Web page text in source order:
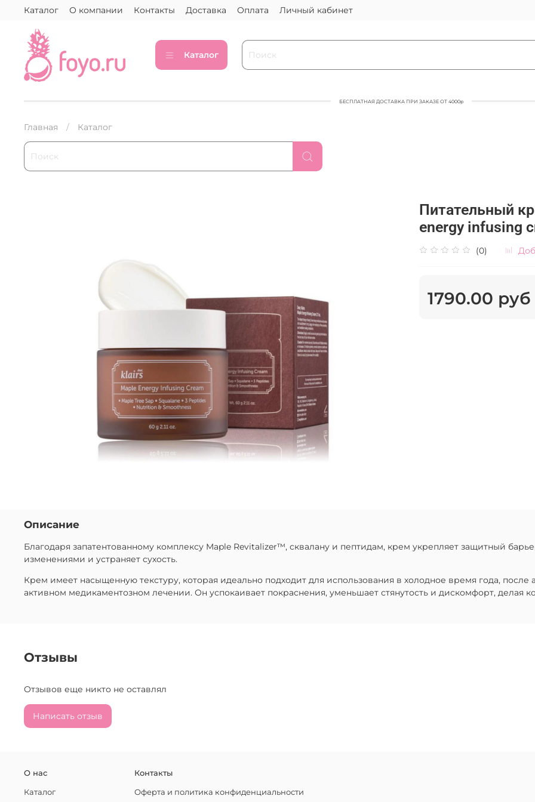
Каталог О компании Контакты Доставка Оплата Личный кабинет
Каталог
БЕСПЛАТНАЯ ДОСТАВКА ПРИ ЗАКАЗЕ ОТ 4000р
Главная Каталог
Питательный
energy infusing
(0)
1790.00 руб
Описание
Благодаря запатентованному комплексу Maple Revitalizer™, сквалану и пептидам, крем укрепляет защитный
изменениями и устраняет сухость.
Крем имеет насыщенную текстуру, которая идеально подходит для использования в холодное время года,
активном медикаментозном лечении. Он успокаивает покраснения, уменьшает стянутость и дискомфорт, делая
Отзывы
Отзывов еще никто не оставлял
Написать отзыв
О нас
Каталог
Контакты
Оферта и политика конфиденциальности